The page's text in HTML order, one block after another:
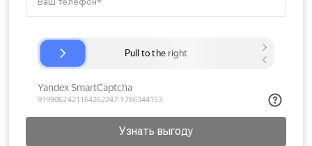
Узнать выгоду